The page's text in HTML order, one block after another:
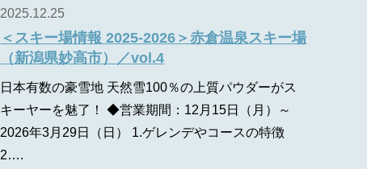
2025.12.25
＜スキー場情報 2025-2026＞赤倉温泉スキー場
（新潟県妙高市）／vol.4
日本有数の豪雪地 天然雪100％の上質パウダーがス
キーヤーを魅了！ ◆営業期間：12月15日（月）～
2026年3月29日（日） 1.ゲレンデやコースの特徴
2….